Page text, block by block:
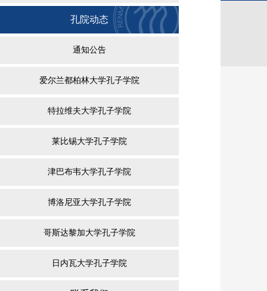
孔院动态
通知公告
爱尔兰都柏林大学孔子学院
特拉维夫大学孔子学院
莱比锡大学孔子学院
津巴布韦大学孔子学院
博洛尼亚大学孔子学院
哥斯达黎加大学孔子学院
日内瓦大学孔子学院